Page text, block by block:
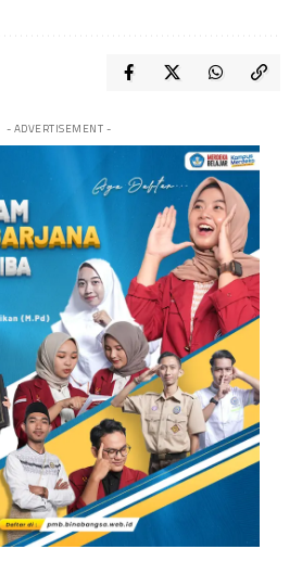
- ADVERTISEMENT -